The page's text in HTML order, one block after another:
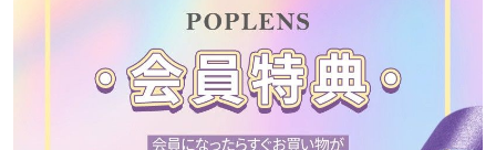
TWITTER LINE FACEBOOK